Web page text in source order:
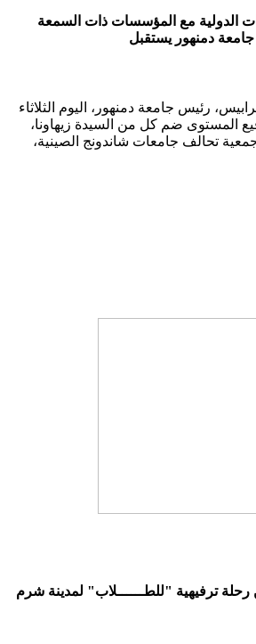
الدولية مع المؤسسات ذات السمعة
جامعة دمنهور يستقبل
رئيس جامعة دمنهور، اليوم الثلاثاء
وفد رفيع المستوى ضم كل من السيدة زيهاونا،
جمعية تحالف جامعات شاندونج الصينية،
ترفيهية "للطــــــلاب" لمدينة شرم